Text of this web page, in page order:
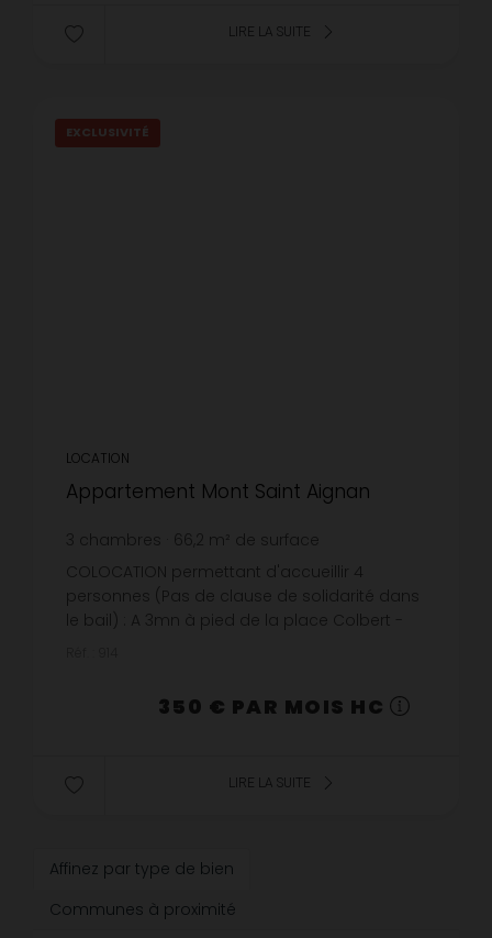
LIRE LA SUITE
EXCLUSIVITÉ
LOCATION
Appartement Mont Saint Aignan
3 chambres 66,2 m² de surface
5,29 € prix / m²
COLOCATION permettant d'accueillir 4
personnes (Pas de clause de solidarité dans
le bail) : A 3mn à pied de la place Colbert -
350 € PAR MOIS HC
LIRE LA SUITE
Affinez par type de bien
Communes à proximité